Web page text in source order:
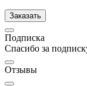
Заказать
Подписка
Спасибо за
Отзывы